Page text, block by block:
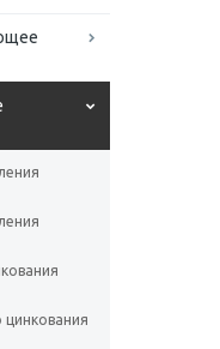
цинкования